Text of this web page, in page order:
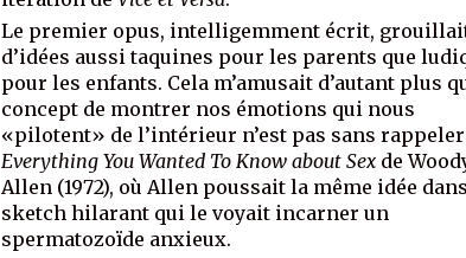
Le premier opus, intelligemment écrit,
d’idées aussi taquines pour les parents que
pour les enfants. Cela m’amusait d’autant plus
concept de montrer nos émotions qui nous
«pilotent» de l’intérieur n’est pas sans rappeler
Everything You Wanted To Know about Sex de
Allen (1972), où Allen poussait la même idée
sketch hilarant qui le voyait incarner un
spermatozoïde anxieux.